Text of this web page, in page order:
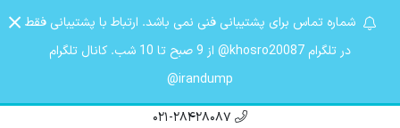
شماره تماس برای پشتیبانی فنی نمی باشد. ارتباط با پشتیبانی فقط
در تلگرام khosro20087@ از 9 صبح تا 10 شب. کانال تلگرام
irandump@
021-28428087